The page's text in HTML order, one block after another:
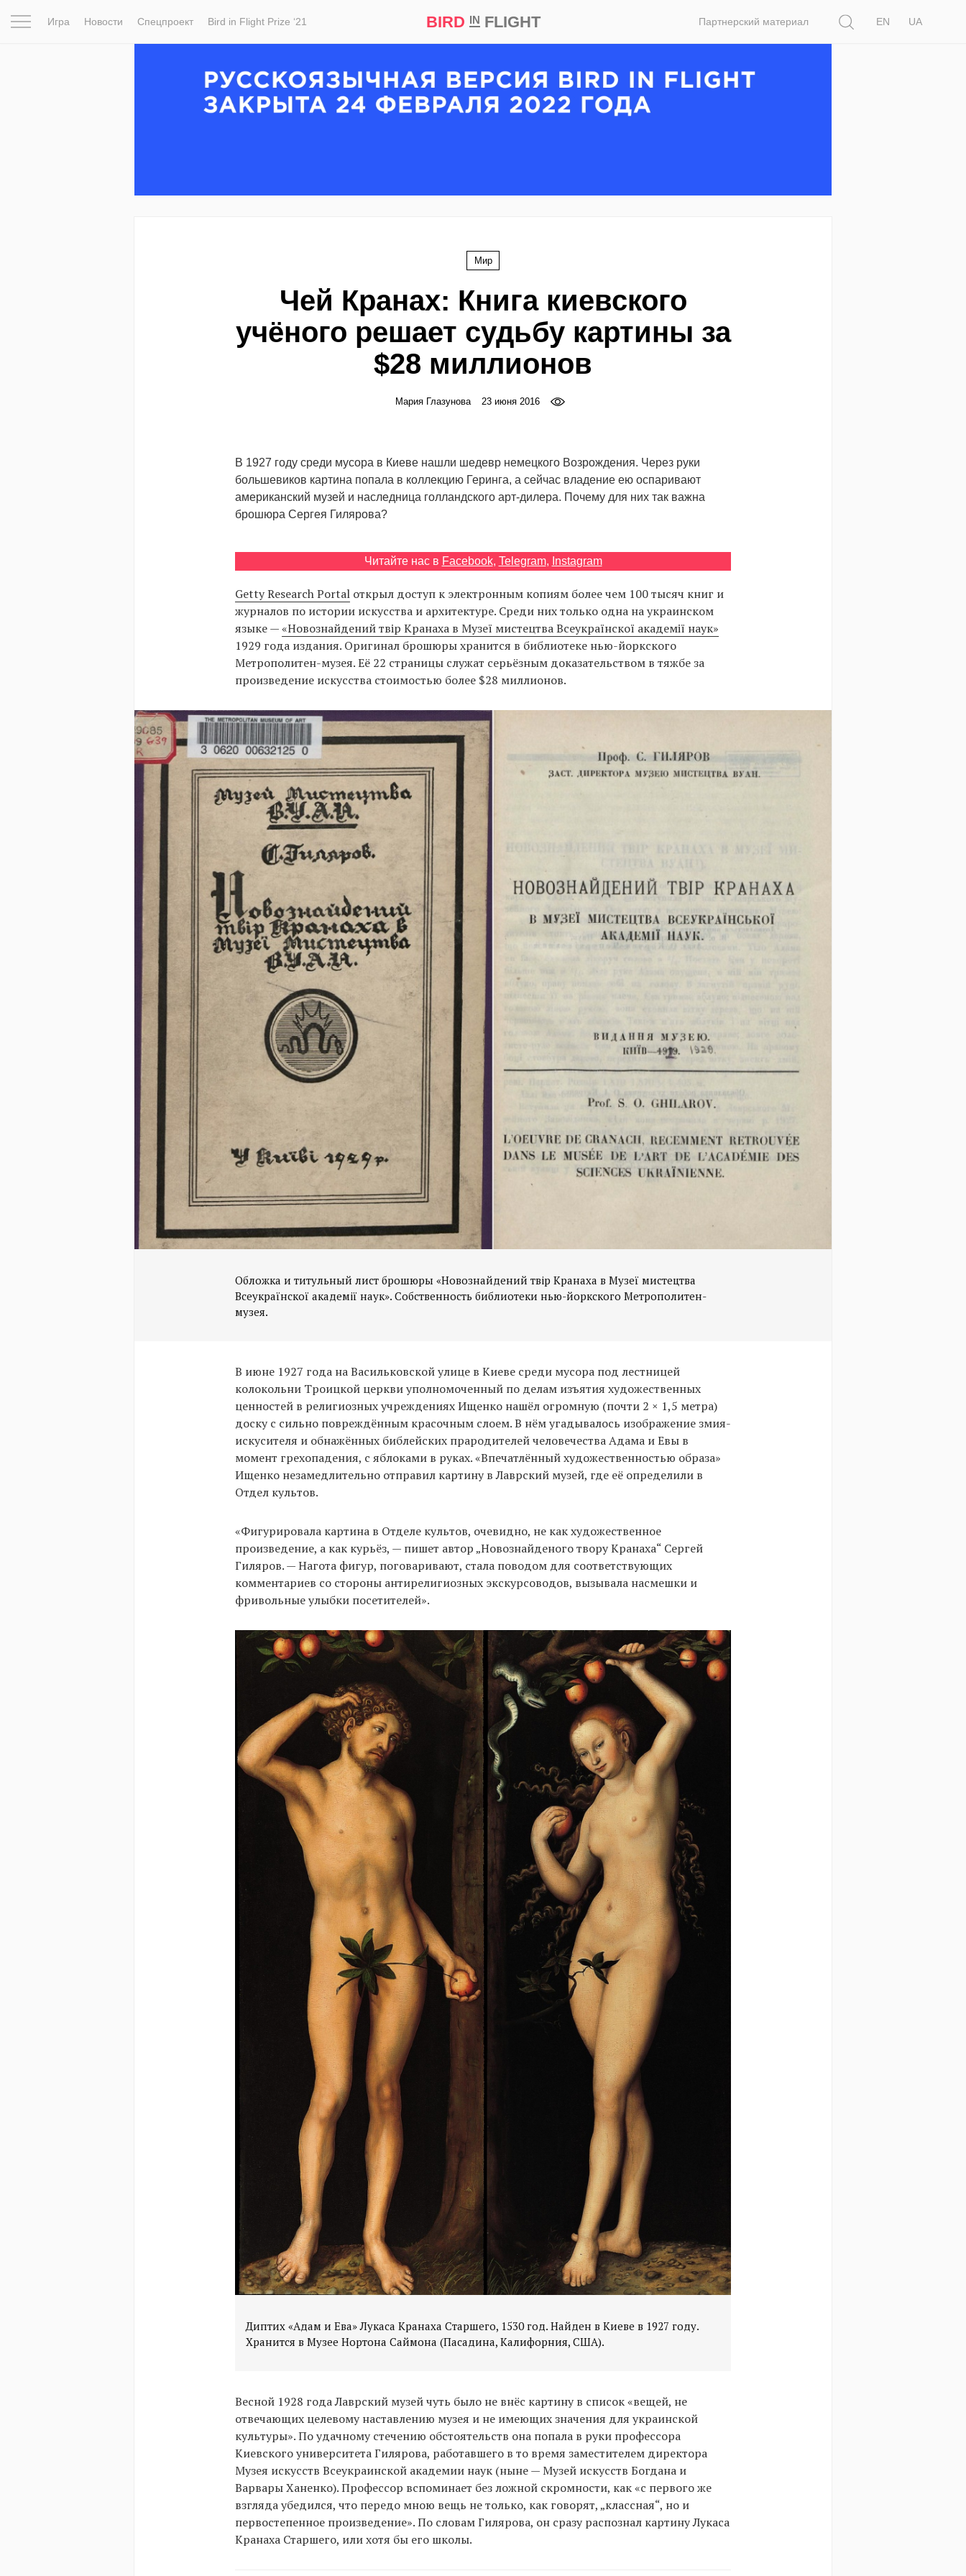
Игра Новости Спецпроект Bird in Flight Prize ‘21 BIRD INFLIGHT Партнерский материал
EN
UA
Мир
Чей Кранах: Книга киевского
учёного решает судьбу картины за
$28 миллионов
Мария Глазунова 23 июня 2016
В 1927 году среди мусора в Киеве нашли шедевр немецкого Возрождения. Через руки
большевиков картина попала в коллекцию Геринга, а сейчас владение ею оспаривают
американский музей и наследница голландского арт-дилера. Почему для них так важна
брошюра Сергея Гилярова?
Читайте нас в Facebook, Telegram, Instagram
Getty Research Portal открыл доступ к электронным копиям более чем 100 тысяч книг и
журналов по истории искусства и архитектуре. Среди них только одна на украинском
языке —«Новознайдений твір Кранаха в Музеї мистецтва Всеукраїнскої академії наук»
1929 года издания. Оригинал брошюры хранится в библиотеке нью-йоркского
Метрополитен-музея. Её 22 страницы служат серьёзным доказательством в тяжбе за
произведение искусства стоимостью более $28 миллионов.
Обложка и титульный лист брошюры «Новознайдений твір Кранаха в Музеї мистецтва
Всеукраїнскої академії наук». Собственность библиотеки нью-йоркского Метрополитен-
музея.
В июне 1927 года на Васильковской улице в Киеве среди мусора под лестницей
колокольни Троицкой церкви уполномоченный по делам изъятия художественных
ценностей в религиозных учреждениях Ищенко нашёл огромную (почти 2 × 1,5 метра)
доску с сильно повреждённым красочным слоем. В нём угадывалось изображение змия-
искусителя и обнажённых библейских прародителей человечества Адама и Евы в
момент грехопадения, с яблоками в руках. «Впечатлённый художественностью образа»
Ищенко незамедлительно отправил картину в Лаврский музей, где её определили в
Отдел культов.
«Фигурировала картина в Отделе культов, очевидно, не как художественное
произведение, а как курьёз, — пишет автор „Новознайденого твору Кранаха“ Сергей
Гиляров. — Нагота фигур, поговаривают, стала поводом для соответствующих
комментариев со стороны антирелигиозных экскурсоводов, вызывала насмешки и
фривольные улыбки посетителей».
Диптих «Адам и Ева» Лукаса Кранаха Старшего, 1530 год. Найден в Киеве в 1927 году.
Весной 1928 года Лаврский музей чуть было не внёс картину в список «вещей, не
отвечающих целевому наставлению музея и не имеющих значения для украинской
культуры». По удачному стечению обстоятельств она попала в руки профессора
Киевского университета Гилярова, работавшего в то время заместителем директора
Музея искусств Всеукраинской академии наук (ныне — Музей искусств Богдана и
Варвары Ханенко). Профессор вспоминает без ложной скромности, как «с первого же
взгляда убедился, что передо мною вещь не только, как говорят, „классная“, но и
первостепенное произведение». По словам Гилярова, он сразу распознал картину Лукаса
Кранаха Старшего, или хотя бы его школы.